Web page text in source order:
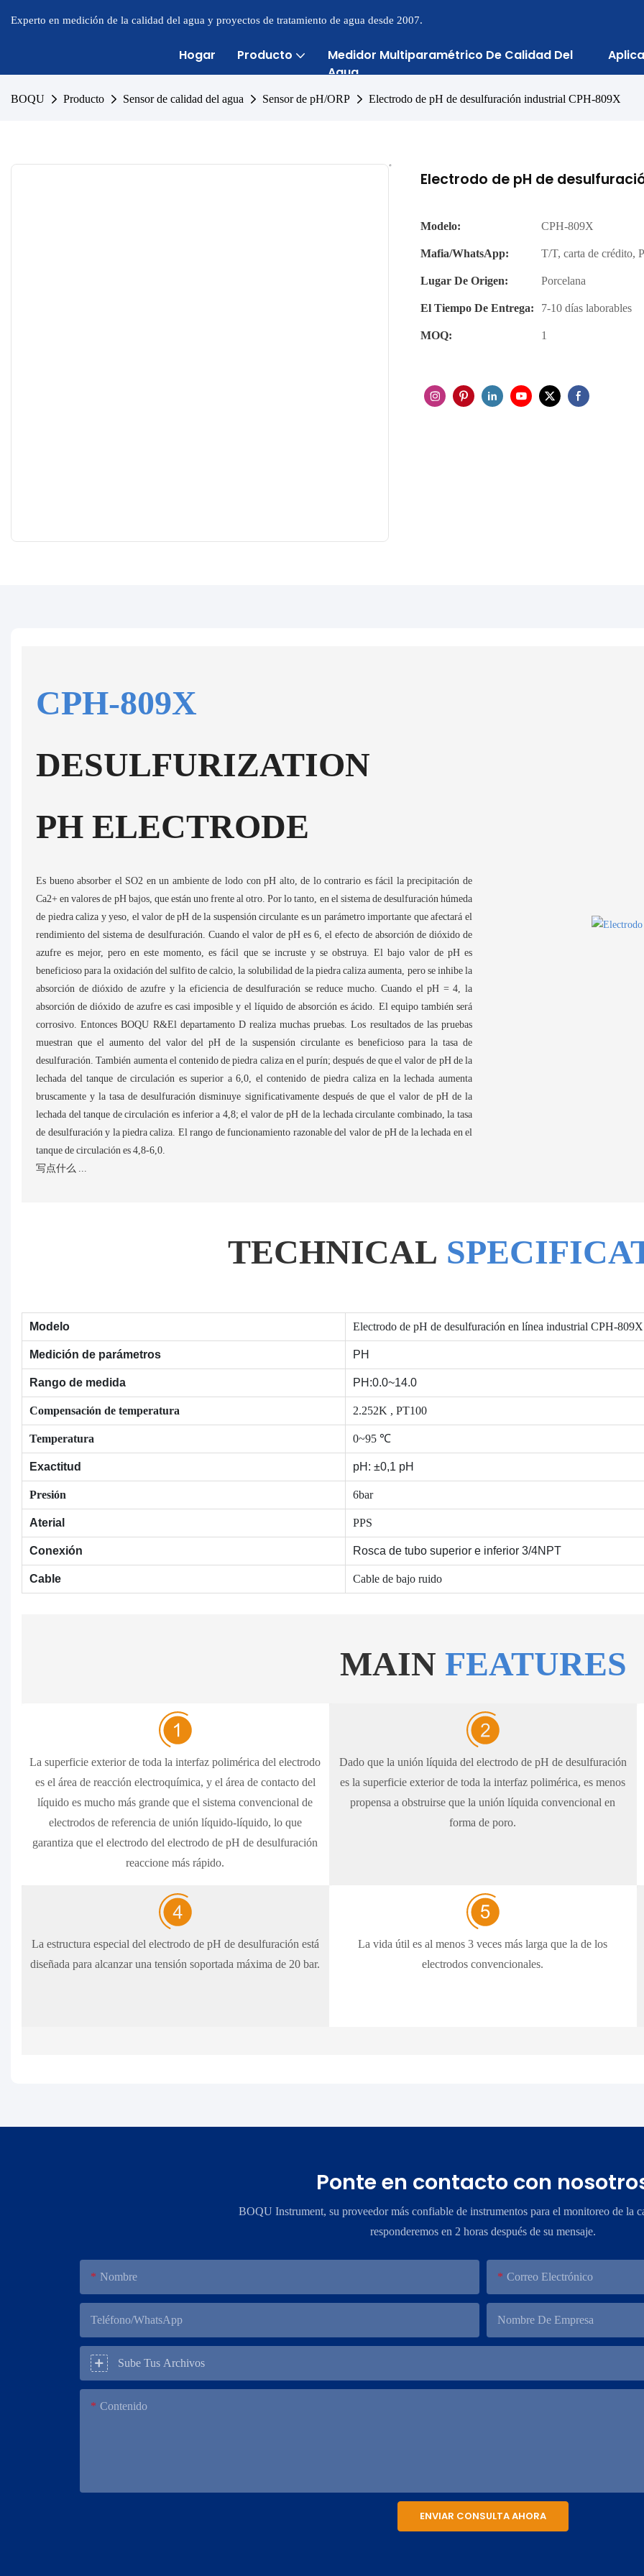
Experto en medición de la calidad del agua y proyectos de tratamiento de agua desde 2007.
Hogar Producto
Medidor Multiparamétrico De Calidad Del
Agua
BOQU Producto Sensor de calidad del agua Sensor de pH/ORP Electrodo de pH de desulfuración industrial CPH-809X
Electrodo de pH de
Modelo:
CPH-809X
Mafia/WhatsApp:
T/T, carta de crédito,
Lugar De Origen:
Porcelana
El Tiempo De Entrega:
7-10 días laborables
MOQ:
1
CPH-809X
DESULFURIZATION
PH ELECTRODE
Es bueno absorber el SO2 en un ambiente de lodo con pH alto, de lo contrario es fácil la precipitación de
Ca2+ en valores de pH bajos, que están uno frente al otro. Por lo tanto, en el sistema de desulfuración húmeda
de piedra caliza y yeso, el valor de pH de la suspensión circulante es un parámetro importante que afectará el
rendimiento del sistema de desulfuración. Cuando el valor de pH es 6, el efecto de absorción de dióxido de
azufre es mejor, pero en este momento, es fácil que se incruste y se obstruya. El bajo valor de pH es
beneficioso para la oxidación del sulfito de calcio, la solubilidad de la piedra caliza aumenta, pero se inhibe la
absorción de dióxido de azufre y la eficiencia de desulfuración se reduce mucho. Cuando el pH = 4, la
absorción de dióxido de azufre es casi imposible y el líquido de absorción es ácido. El equipo también será
corrosivo. Entonces BOQU R&El departamento D realiza muchas pruebas. Los resultados de las pruebas
muestran que el aumento del valor del pH de la suspensión circulante es beneficioso para la tasa de
desulfuración. También aumenta el contenido de piedra caliza en el purín; después de que el valor de pH de la
lechada del tanque de circulación es superior a 6,0, el contenido de piedra caliza en la lechada aumenta
bruscamente y la tasa de desulfuración disminuye significativamente después de que el valor de pH de la
lechada del tanque de circulación es inferior a 4,8; el valor de pH de la lechada circulante combinado, la tasa
de desulfuración y la piedra caliza. El rango de funcionamiento razonable del valor de pH de la lechada en el
tanque de circulación es 4,8-6,0.
写点什么 ...
TECHNICAL
Modelo Electrodo de pH de desulfuración en línea industrial CPH-809X
Medición de parámetros PH
Rango de medida PH:0.0~14.0
Compensación de temperatura 2.252K , PT100
Temperatura 0~95 ℃
Exactitud pH: ±0,1 pH
Presión 6bar
Aterial PPS
Conexión Rosca de tubo superior e inferior 3/4NPT
Cable Cable de bajo ruido
MAIN FEATURES
La superficie exterior de toda la interfaz polimérica del electrodo
es el área de reacción electroquímica, y el área de contacto del
líquido es mucho más grande que el sistema convencional de
electrodos de referencia de unión líquido-líquido, lo que
garantiza que el electrodo del electrodo de pH de desulfuración
reaccione más rápido.
Dado que la unión líquida del electrodo de pH de desulfuración
es la superficie exterior de toda la interfaz polimérica, es menos
propensa a obstruirse que la unión líquida convencional en
forma de poro.
La estructura especial del electrodo de pH de desulfuración está
diseñada para alcanzar una tensión soportada máxima de 20 bar.
La vida útil es al menos 3 veces más larga que la de los
electrodos convencionales.
Ponte en contacto con
BOQU Instrument, su proveedor más confiable de instrumentos para el monitoreo de la
responderemos en 2 horas después de su mensaje.
Nombre Correo Electrónico
Teléfono/WhatsApp Nombre De Empresa
Sube Tus Archivos
Contenido
ENVIAR CONSULTA AHORA